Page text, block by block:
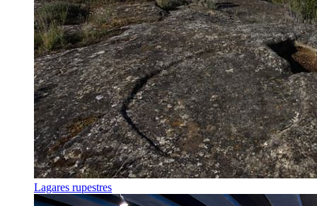
Lagares rupestres